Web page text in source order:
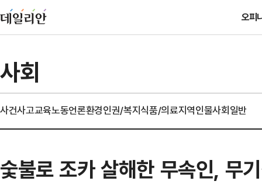
오피
사회
사건사고교육노동언론환경인권/복지식품/의료지역인물사회일반
숯불로 조카 살해한 무속인, 무